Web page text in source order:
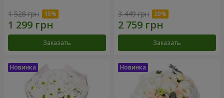
1 528 грн
Заказать
3 449 грн
Заказать